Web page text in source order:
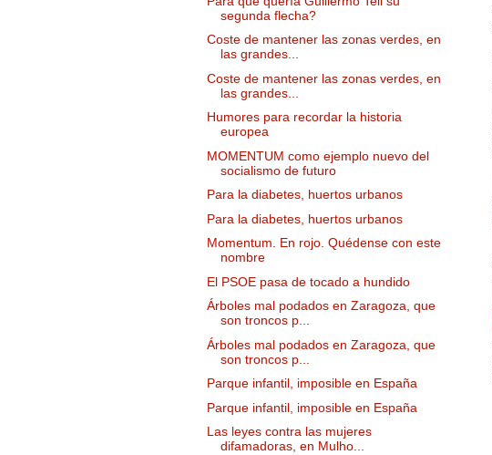
segunda flecha?
Coste de mantener las zonas verdes, en
las grandes...
Coste de mantener las zonas verdes, en
las grandes...
Humores para recordar la historia
europea
MOMENTUM como ejemplo nuevo del
socialismo de futuro
Para la diabetes, huertos urbanos
Para la diabetes, huertos urbanos
Momentum. En rojo. Quédense con este
nombre
El PSOE pasa de tocado a hundido
Árboles mal podados en Zaragoza, que
son troncos p...
Árboles mal podados en Zaragoza, que
son troncos p...
Parque infantil, imposible en España
Parque infantil, imposible en España
Las leyes contra las mujeres
difamadoras, en Mulho...